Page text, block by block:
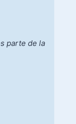
parte de la